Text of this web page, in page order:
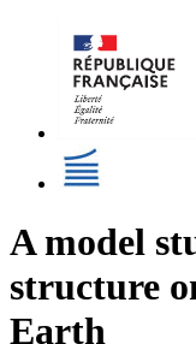
A model
structure
Earth